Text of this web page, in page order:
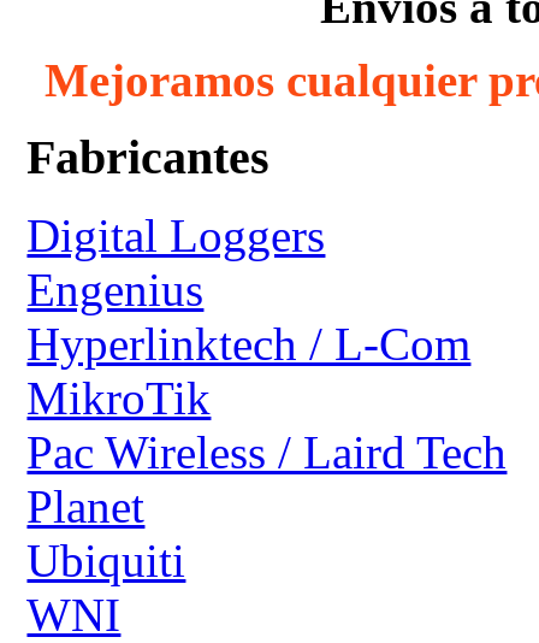
Mejoramos cualquier
Fabricantes
Digital Loggers
Engenius
Hyperlinktech / L-Com
MikroTik
Pac Wireless / Laird Tech
Planet
Ubiquiti
WNI